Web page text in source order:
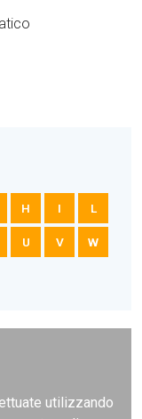
H I L
U V W
utilizzando